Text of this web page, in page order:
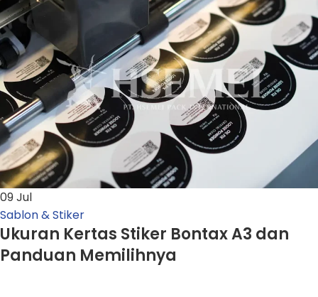
09Jul
Sablon & Stiker
Ukuran Kertas Stiker Bontax A3 dan
Panduan Memilihnya